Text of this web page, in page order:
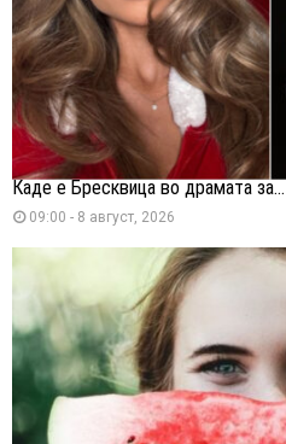
Каде е Бресквица во драмата за...
09:00 - 8 август, 2026